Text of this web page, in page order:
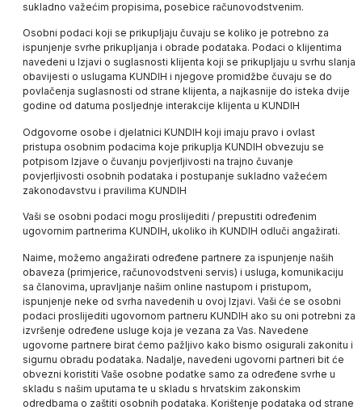
sukladno važećim propisima, posebice računovodstvenim.
Osobni podaci koji se prikupljaju čuvaju se koliko je potrebno za
ispunjenje svrhe prikupljanja i obrade podataka. Podaci o klijentima
navedeni u Izjavi o suglasnosti klijenta koji se prikupljaju u svrhu slanja
obavijesti o uslugama KUNDIH i njegove promidžbe čuvaju se do
povlačenja suglasnosti od strane klijenta, a najkasnije do isteka dvije
godine od datuma posljednje interakcije klijenta u KUNDIH
Odgovorne osobe i djelatnici KUNDIH koji imaju pravo i ovlast
pristupa osobnim podacima koje prikuplja KUNDIH obvezuju se
potpisom Izjave o čuvanju povjerljivosti na trajno čuvanje
povjerljivosti osobnih podataka i postupanje sukladno važećem
zakonodavstvu i pravilima KUNDIH
Vaši se osobni podaci mogu proslijediti / prepustiti određenim
ugovornim partnerima KUNDIH, ukoliko ih KUNDIH odluči angažirati.
Naime, možemo angažirati određene partnere za ispunjenje naših
obaveza (primjerice, računovodstveni servis) i usluga, komunikaciju
sa članovima, upravljanje našim online nastupom i pristupom,
ispunjenje neke od svrha navedenih u ovoj Izjavi. Vaši će se osobni
podaci proslijediti ugovornom partneru KUNDIH ako su oni potrebni za
izvršenje određene usluge koja je vezana za Vas. Navedene
ugovorne partnere birat ćemo pažljivo kako bismo osigurali zakonitu i
sigurnu obradu podataka. Nadalje, navedeni ugovorni partneri bit će
obvezni koristiti Vaše osobne podatke samo za određene svrhe u
skladu s našim uputama te u skladu s hrvatskim zakonskim
odredbama o zaštiti osobnih podataka. Korištenje podataka od strane